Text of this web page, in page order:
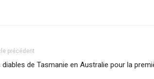
précédent
diables de Tasmanie en Australie pour la